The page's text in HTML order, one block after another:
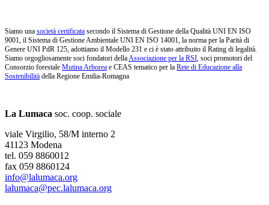
Siamo una società certificata secondo il Sistema di Gestione della Qualità UNI EN ISO
9001, il Sistema di Gestione Ambientale UNI EN ISO 14001, la norma per la Parità di
Genere UNI PdR 125, adottiamo il Modello 231 e ci è stato attribuito il Rating di legalità.
Siamo orgogliosamente soci fondatori dellaAssociazione per la RSI, soci promotori del
Consorzio forestale Mutina Arborea e CEAS tematico per la Rete di Educazione alla
Sostenibilità della Regione Emilia-Romagna
La Lumaca soc. coop. sociale
viale Virgilio, 58/M interno 2
41123 Modena
tel. 059 8860012
fax 059 8860124
info@lalumaca.org
lalumaca@pec.lalumaca.org